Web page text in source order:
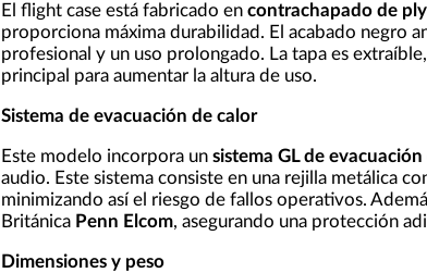
El flight case está fabricado en contrachapado de
proporciona máxima durabilidad. El acabado negro
profesional y un uso prolongado. La tapa es
principal para aumentar la altura de uso.
Sistema de evacuación de calor
Este modelo incorpora un sistema GL de
audio. Este sistema consiste en una rejilla metálica
minimizando así el riesgo de fallos operativos.
Británica Penn Elcom, asegurando una protección
Dimensiones y peso